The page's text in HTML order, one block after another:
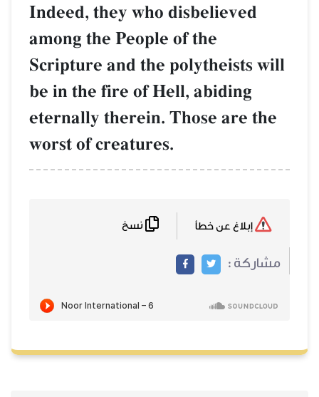
Indeed, they who disbelieved
among the People of the
Scripture and the polytheists will
be in the fire of Hell, abiding
eternally therein. Those are the
worst of creatures.
مشاركة :